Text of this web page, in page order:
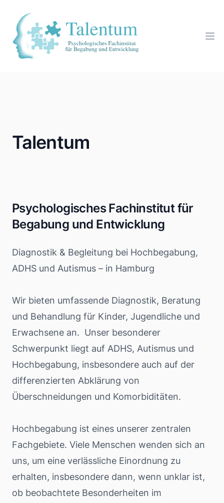
Talentum
Psychologisches Fachinstitut für
Begabung und Entwicklung
Diagnostik & Begleitung bei Hochbegabung,
ADHS und Autismus – in Hamburg
Wir bieten umfassende Diagnostik, Beratung
und Behandlung für Kinder, Jugendliche und
Erwachsene an. Unser besonderer
Schwerpunkt liegt auf ADHS, Autismus und
Hochbegabung, insbesondere auch auf der
differenzierten Abklärung von
Überschneidungen und Komorbiditäten.
Hochbegabung ist eines unserer zentralen
Fachgebiete. Viele Menschen wenden sich an
uns, um eine verlässliche Einordnung zu
erhalten, insbesondere dann, wenn unklar ist,
ob beobachtete Besonderheiten im